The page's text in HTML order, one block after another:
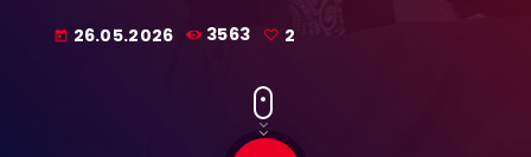
today 26.05.2026 3563 2